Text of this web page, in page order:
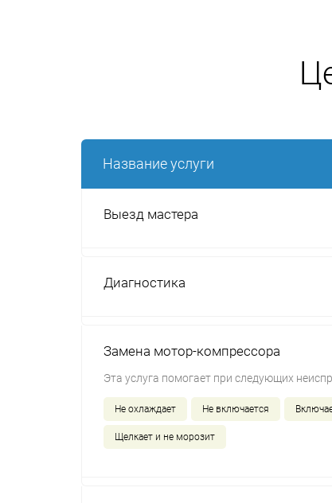
Название услуги
Выезд мастера
Диагностика
Замена мотор-компрессора
Эта услуга помогает при следующих
Не охлаждает Не включается
Щелкает и не морозит